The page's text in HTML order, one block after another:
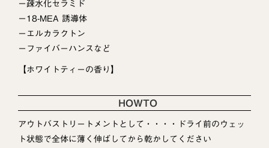
ー疎水化セラミド
ー18-MEA 誘導体
ーエルカラクトン
ーファイバーハンスなど
【ホワイトティーの香り】
HOWTO
アウトバストリートメントとして・・・・ドライ前のウェッ
ト状態で全体に薄く伸ばしてから乾かしてください